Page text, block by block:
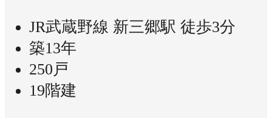
JR武蔵野線 新三郷駅 徒歩3分
築13年
250戸
19階建